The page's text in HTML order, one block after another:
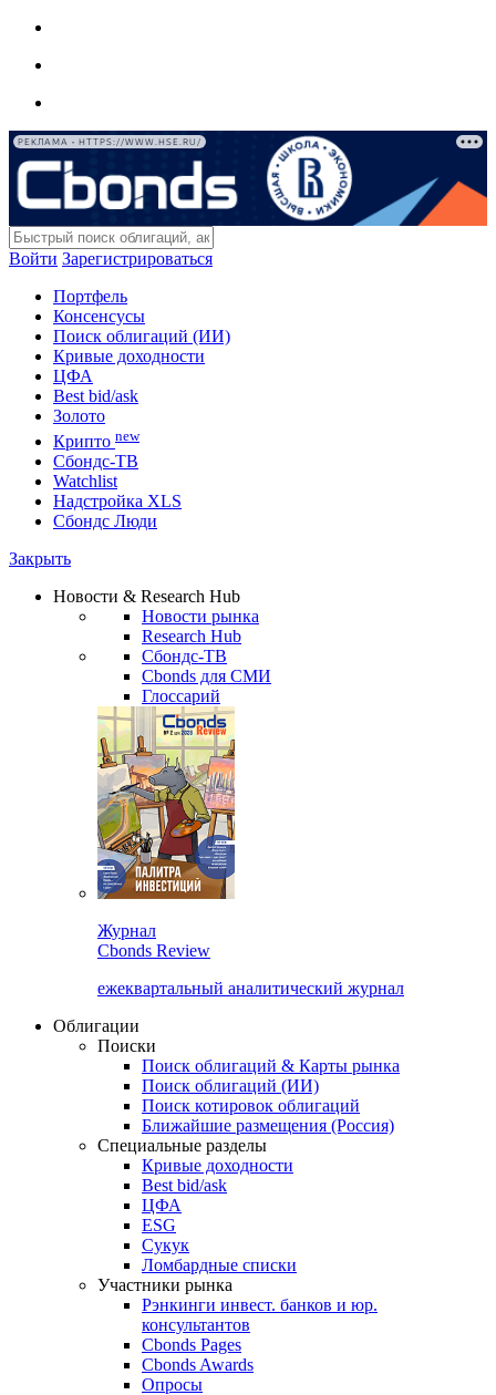
РЕКЛАМА • HTTPS://WWW.HSE.RU/
Войти Зарегистрироваться
Портфель
Консенсусы
Поиск облигаций (ИИ)
Кривые доходности
ЦФА
Best bid/ask
Золото
Крипто new
Сбондс-ТВ
Watchlist
Надстройка XLS
Сбондс Люди
Закрыть
Новости & Research Hub
Новости рынка
Research Hub
Сбондс-ТВ
Cbonds для СМИ
Глоссарий
Журнал
Cbonds Review
ежеквартальный аналитический журнал
Облигации
Поиски
Поиск облигаций & Карты рынка
Поиск облигаций (ИИ)
Поиск котировок облигаций
Ближайшие размещения (Россия)
Специальные разделы
Кривые доходности
Best bid/ask
ЦФА
ESG
Сукук
Ломбардные списки
Участники рынка
Рэнкинги инвест. банков и юр.
консультантов
Cbonds Pages
Cbonds Awards
Опросы